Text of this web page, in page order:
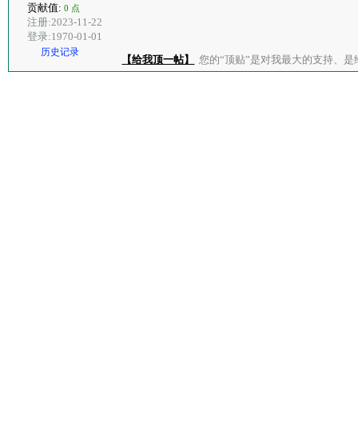
贡献值: 0 点
注册:2023-11-22
登录:1970-01-01
历史记录
【给我顶一帖】 您的“顶贴”是对我最大的支持、